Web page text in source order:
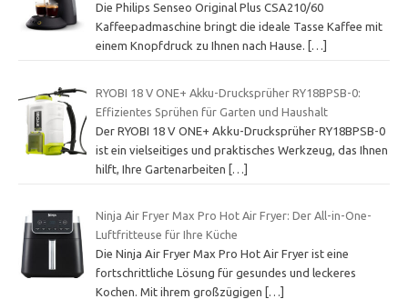
Die Philips Senseo Original Plus CSA210/60
Kaffeepadmaschine bringt die ideale Tasse Kaffee mit
einem Knopfdruck zu Ihnen nach Hause.
[…]
RYOBI 18 V ONE+ Akku-Drucksprüher RY18BPSB-0:
Effizientes Sprühen für Garten und Haushalt
Der RYOBI 18 V ONE+ Akku-Drucksprüher RY18BPSB-0
ist ein vielseitiges und praktisches Werkzeug, das Ihnen
hilft, Ihre Gartenarbeiten
[…]
Ninja Air Fryer Max Pro Hot Air Fryer: Der All-in-One-
Luftfritteuse für Ihre Küche
Die Ninja Air Fryer Max Pro Hot Air Fryer ist eine
fortschrittliche Lösung für gesundes und leckeres
Kochen. Mit ihrem großzügigen
[…]